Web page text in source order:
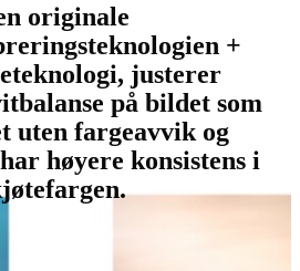
originale
+
justerer
på bildet som
uten fargeavvik og
høyere konsistens i